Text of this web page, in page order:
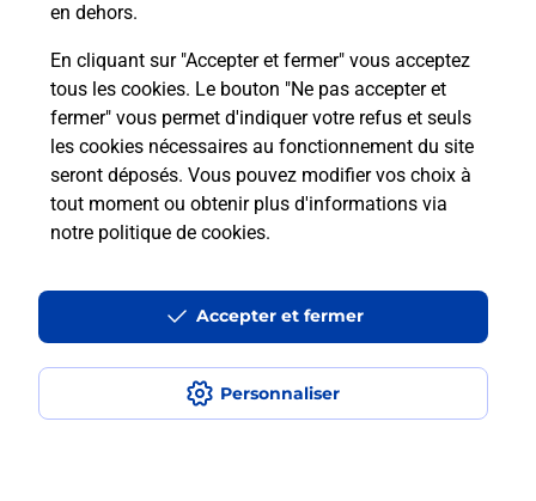
en dehors.
En cliquant sur "Accepter et fermer" vous acceptez
tous les cookies. Le bouton "Ne pas accepter et
fermer" vous permet d'indiquer votre refus et seuls
les cookies nécessaires au fonctionnement du site
seront déposés. Vous pouvez modifier vos choix à
tout moment ou obtenir plus d'informations via
notre politique de cookies.
Personnaliser
Accepter et fermer
CONSIGNE PICKUP GARE ORLEANS
Accessibilité : partiellement conforme
Conditions contractuelles
Mentions légales